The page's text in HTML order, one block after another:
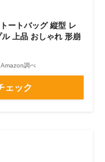
ートバッグ 縦型 レ
上品 おしゃれ 形崩
調べ
ェック